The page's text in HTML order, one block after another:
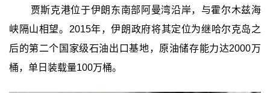
贾斯克港位于伊朗东南部阿曼湾沿岸，与霍尔木兹海
峡隔山相望。2015年，伊朗政府将其定位为继哈尔克岛之
后的第二个国家级石油出口基地，原油储存能力达2000万
桶，单日装载量100万桶。